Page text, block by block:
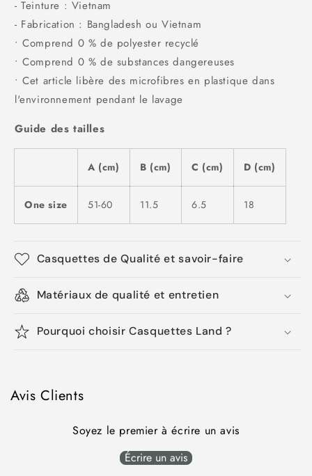
- Teinture : Vietnam
- Fabrication : Bangladesh ou Vietnam
• Comprend 0 % de polyester recyclé
• Comprend 0 % de substances dangereuses
• Cet article libère des microfibres en plastique dans
l'environnement pendant le lavage
Guide des tailles
A (cm) B (cm) C (cm) D (cm)
One size 51-60 11.5 6.5 18
Casquettes de Qualité et savoir-faire
Matériaux de qualité et entretien
Pourquoi choisir Casquettes Land ?
Avis Clients
Soyez le premier à écrire un avis
Écrire un avis